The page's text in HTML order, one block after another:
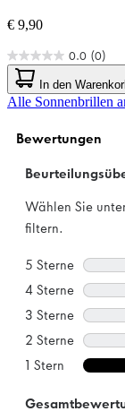
€ 9,90
0.0 (0)
0.0
von
5
Sternen.
In den
Alle Sonnenbrillen